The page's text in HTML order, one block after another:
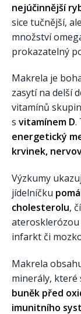
nejúčinnější
sice tučnější,
množství
prokazatelný
Makrela je
zasytí na delší
vitamínů
s vitamínem D.
energetický
krvinek,
Výzkumy
jídelníčku
cholesterolu,
aterosklerózou
infarkt či
Makrela
minerály, které
buněk před
imunitního